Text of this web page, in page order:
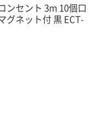
ンセント 3m 10個口
グネット付 黒 ECT-